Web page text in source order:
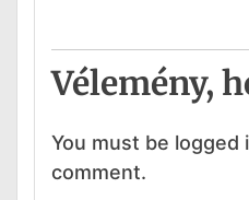
Vélemény,
You must be logged
comment.